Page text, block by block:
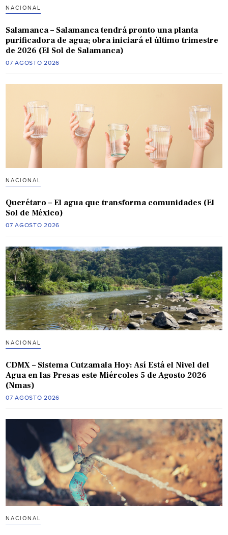
NACIONAL
Salamanca – Salamanca tendrá pronto una planta
purificadora de agua; obra iniciará el último trimestre
de 2026 (El Sol de Salamanca)
07 AGOSTO 2026
NACIONAL
Querétaro – El agua que transforma comunidades (El
Sol de México)
07 AGOSTO 2026
NACIONAL
CDMX – Sistema Cutzamala Hoy: Así Está el Nivel del
Agua en las Presas este Miércoles 5 de Agosto 2026
(Nmas)
07 AGOSTO 2026
NACIONAL